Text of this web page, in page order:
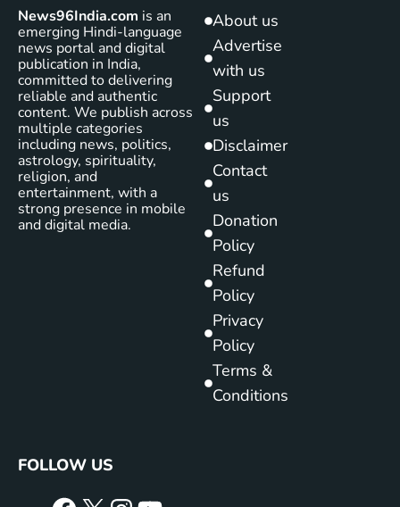
News96India.com is an
emerging Hindi-language
news portal and digital
publication in India,
committed to delivering
reliable and authentic
content. We publish across
multiple categories
including news, politics,
astrology, spirituality,
religion, and
entertainment, with a
strong presence in mobile
and digital media.
About us
Advertise
with us
Support
us
Disclaimer
Contact
us
Donation
Policy
Refund
Policy
Privacy
Policy
Terms &
Conditions
FOLLOW US